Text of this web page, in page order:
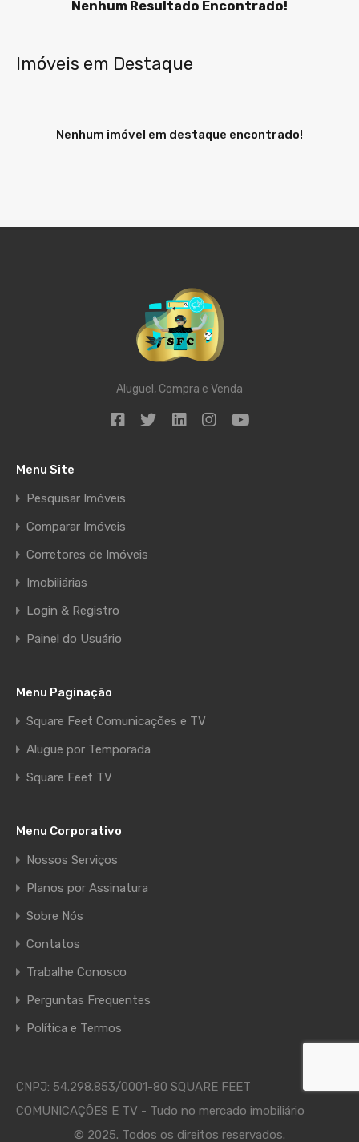
Nenhum Resultado Encontrado!
Imóveis em Destaque
Nenhum imóvel em destaque encontrado!
Aluguel, Compra e Venda
Menu Site
Pesquisar Imóveis
Comparar Imóveis
Corretores de Imóveis
Imobiliárias
Login & Registro
Painel do Usuário
Menu Paginação
Square Feet Comunicações e TV
Alugue por Temporada
Square Feet TV
Menu Corporativo
Nossos Serviços
Planos por Assinatura
Sobre Nós
Contatos
Trabalhe Conosco
Perguntas Frequentes
Política e Termos
CNPJ: 54.298.853/0001-80 SQUARE FEET
COMUNICAÇÔES E TV - Tudo no mercado imobiliário
© 2025. Todos os direitos reservados.